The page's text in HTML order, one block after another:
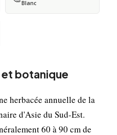
Blanc
botanique
herbacée annuelle de la
d'Asie du Sud-Est.
60 à 90 cm de